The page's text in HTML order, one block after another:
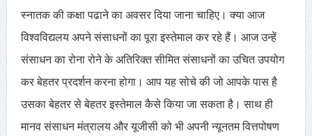
स्नातक की कक्षा पढाने का अवसर दिया जाना चाहिए। क्या आज
विश्वविद्यलय अपने संसाधनों का पूरा इस्तेमाल कर रहे हैं। आज उन्हें
संसाधन का रोना रोने के अतिरिक्त सीमित संसाधनों का उचित उपयोग
कर बेहतर प्रदर्शन करना होगा। आप यह सोचे की जो आपके पास है
उसका बेहतर से बेहतर इस्तेमाल कैसे किया जा सकता है। साथ ही
मानव संसाधन मंत्रालय और यूजीसी को भी अपनी न्यूनतम वित्तपोषण